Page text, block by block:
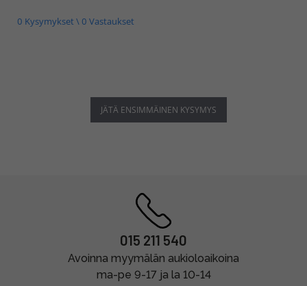
0 Kysymykset \ 0 Vastaukset
JÄTÄ ENSIMMÄINEN KYSYMYS
015 211 540
Avoinna myymälän aukioloaikoina
ma-pe 9-17 ja la 10-14